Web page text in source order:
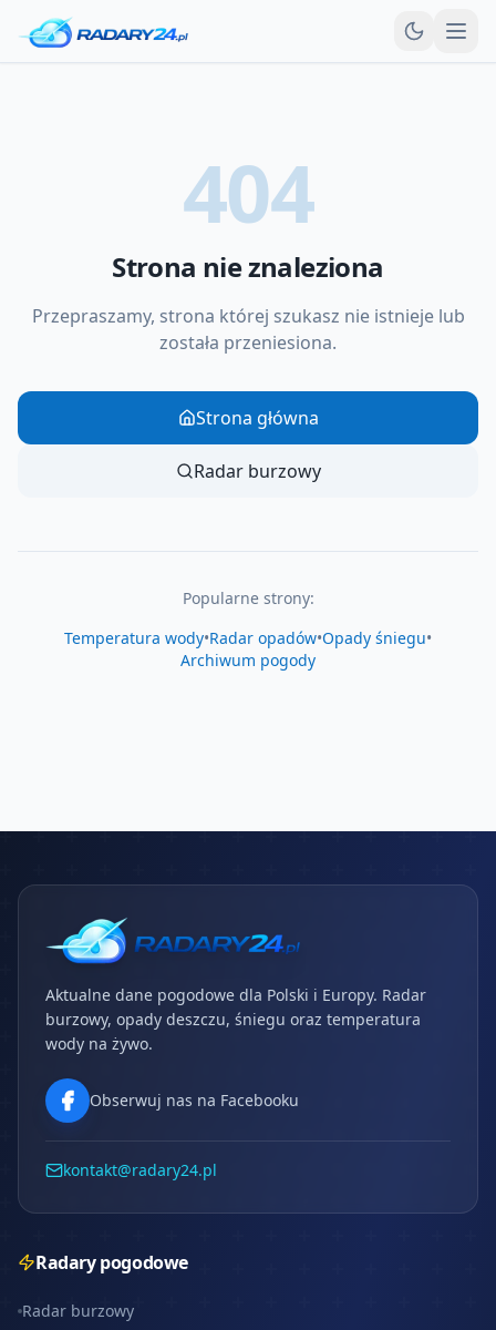
404
Strona nie znaleziona
Przepraszamy, strona której szukasz nie istnieje lub
została przeniesiona.
Strona główna
Radar burzowy
Popularne strony:
Temperatura wody•Radar opadów•Opady śniegu•
Archiwum pogody
Aktualne dane pogodowe dla Polski i Europy. Radar
burzowy, opady deszczu, śniegu oraz temperatura
wody na żywo.
Obserwuj nas na Facebooku
kontakt@radary24.pl
Radary pogodowe
Radar burzowy